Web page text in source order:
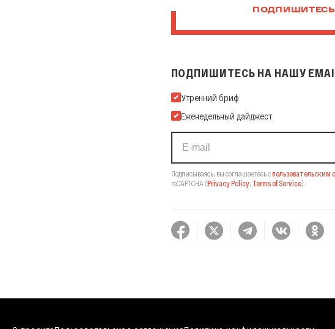
ПОДПИШИТЕСЬ НА НАШУ
Подпишитесь на нашу Email-рассылку
Утренний бриф
Еженедельный дайджест
Подписываясь, вы соглашаетесь спользовательским
reCAPTCHA (Privacy Policy, Terms of Service).